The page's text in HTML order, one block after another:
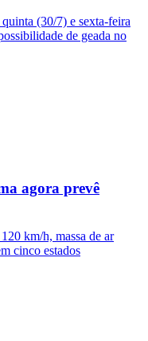
(30/7) e sexta-feira
de geada no
agora prevê
km/h, massa de ar
cinco estados